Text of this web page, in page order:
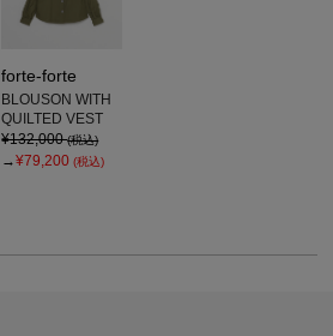
forte-forte
BLOUSON WITH
QUILTED VEST
¥132,000(税込)
→¥79,200(税込)